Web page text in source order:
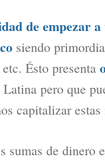
de empezar
siendo
Ésto presenta
pero que
capitalizar estas
sumas de dinero